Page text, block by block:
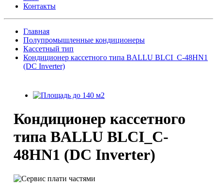
Контакты
Главная
Полупромышленные кондиционеры
Кассетный тип
Кондиционер кассетного типа BALLU BLCI_C-48HN1
(DC Inverter)
Кондиционер кассетного
типа BALLU BLCI_C-
48HN1 (DC Inverter)